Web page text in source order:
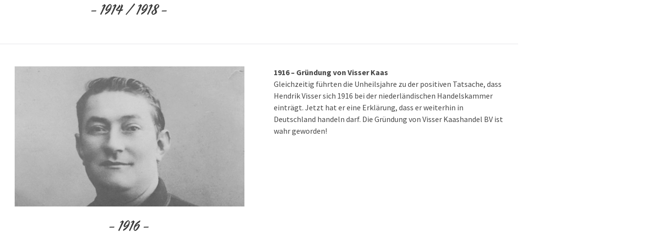
– 1914 / 1918 –
– 1916 –
1916 – Gründung von Visser Kaas
Gleichzeitig führten die Unheilsjahre zu der positiven Tatsache, dass
Hendrik Visser sich 1916 bei der niederländischen Handelskammer
einträgt. Jetzt hat er eine Erklärung, dass er weiterhin in
Deutschland handeln darf. Die Gründung von Visser Kaashandel BV ist
wahr geworden!